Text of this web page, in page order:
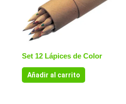
Set 12 Lápices de Color
Añadir al carrito